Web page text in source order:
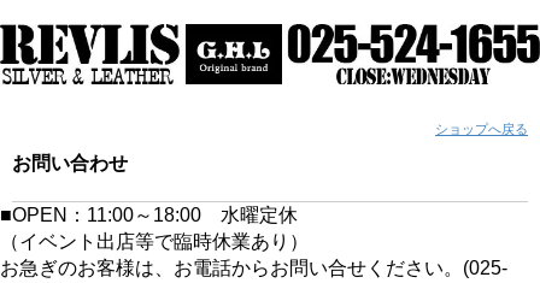
ショップへ戻る
お問い合わせ
■OPEN：11:00～18:00 水曜定休
（イベント出店等で臨時休業あり）
お急ぎのお客様は、お電話からお問い合せください。(025-